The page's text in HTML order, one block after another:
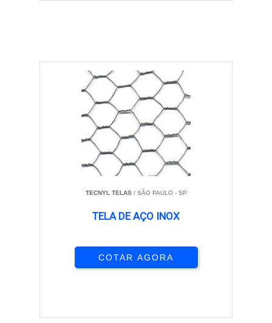
TECNYL TELAS/ SÃO PAULO - SP
TELA DE AÇO INOX
COTAR AGORA